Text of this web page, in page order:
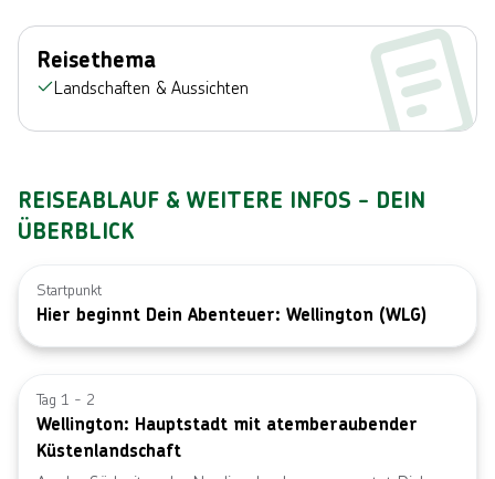
Reisethema
Landschaften & Aussichten
REISEABLAUF & WEITERE INFOS - DEIN
ÜBERBLICK
Startpunkt
Hier beginnt Dein Abenteuer: Wellington (WLG)
Bild von ©
Tag 1 - 2
Wellington: Hauptstadt mit atemberaubender
Küstenlandschaft